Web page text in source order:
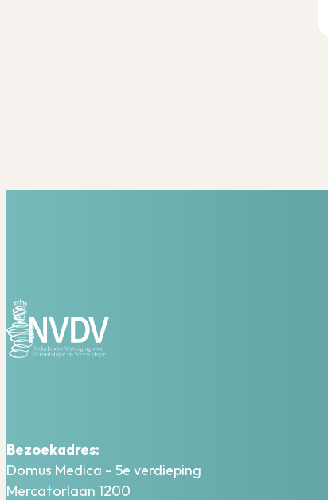
Bezoekadres:
Domus Medica – 5e verdieping
Mercatorlaan 1200